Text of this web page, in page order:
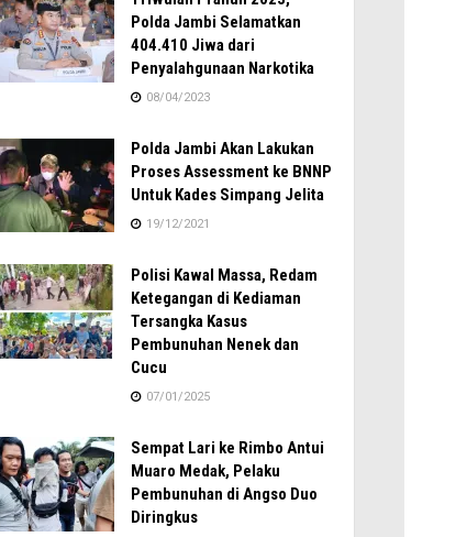
Polda Jambi Selamatkan
404.410 Jiwa dari
Penyalahgunaan Narkotika
08/04/2023
Polda Jambi Akan Lakukan
Proses Assessment ke BNNP
Untuk Kades Simpang Jelita
19/12/2021
Polisi Kawal Massa, Redam
Ketegangan di Kediaman
Tersangka Kasus
Pembunuhan Nenek dan
Cucu
07/01/2025
Sempat Lari ke Rimbo Antui
Muaro Medak, Pelaku
Pembunuhan di Angso Duo
Diringkus